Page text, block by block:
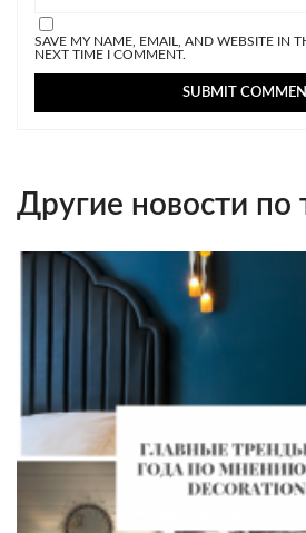
SAVE MY NAME, EMAIL, AND WEBSITE IN
NEXT TIME I COMMENT.
Другие новости по